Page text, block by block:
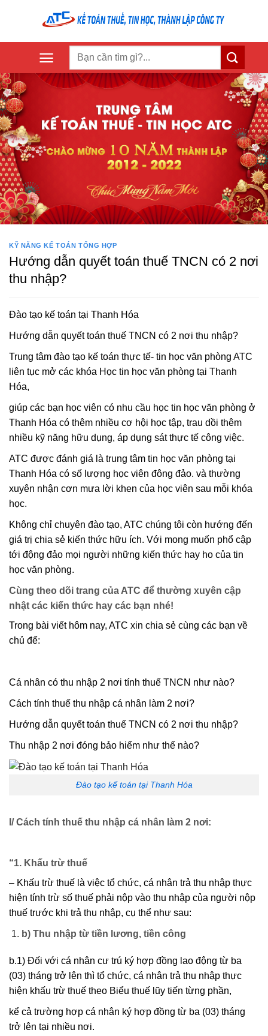
KỸ NĂNG KẾ TOÁN TỔNG HỢP
Hướng dẫn quyết toán thuế TNCN có 2 nơi
thu nhập?
Đào tạo kế toán tại Thanh Hóa
Hướng dẫn quyết toán thuế TNCN có 2 nơi thu nhập?
Trung tâm đào tạo kế toán thực tế- tin học văn phòng ATC
liên tục mở các khóa Học tin học văn phòng tại Thanh
Hóa,
giúp các bạn học viên có nhu cầu học tin học văn phòng ở
Thanh Hóa có thêm nhiều cơ hội học tập, trau dồi thêm
nhiều kỹ năng hữu dụng, áp dụng sát thực tế công việc.
ATC được đánh giá là trung tâm tin học văn phòng tại
Thanh Hóa có số lượng học viên đông đảo. và thường
xuyên nhận cơn mưa lời khen của học viên sau mỗi khóa
học.
Không chỉ chuyên đào tạo, ATC chúng tôi còn hướng đến
giá trị chia sẻ kiến thức hữu ích. Với mong muốn phổ cập
tới động đảo mọi người những kiến thức hay ho của tin
học văn phòng.
Cùng theo dõi trang của ATC để thường xuyên cập
nhật các kiến thức hay các bạn nhé!
Trong bài viết hôm nay, ATC xin chia sẻ cùng các bạn về
chủ để:
Cá nhân có thu nhập 2 nơi tính thuế TNCN như nào?
Cách tính thuế thu nhập cá nhân làm 2 nơi?
Hướng dẫn quyết toán thuế TNCN có 2 nơi thu nhập?
Thu nhập 2 nơi đóng bảo hiểm như thế nào?
Đào tạo kế toán tại Thanh Hóa
I/ Cách tính thuế thu nhập cá nhân làm 2 nơi:
“1. Khấu trừ thuế
– Khấu trừ thuế là việc tổ chức, cá nhân trả thu nhập thực
hiện tính trừ số thuế phải nộp vào thu nhập của người nộp
thuế trước khi trả thu nhập, cụ thể như sau:
b) Thu nhập từ tiền lương, tiền công
b.1) Đối với cá nhân cư trú ký hợp đồng lao động từ ba
(03) tháng trở lên thì tổ chức, cá nhân trả thu nhập thực
hiện khấu trừ thuế theo Biểu thuế lũy tiến từng phần,
kể cả trường hợp cá nhân ký hợp đồng từ ba (03) tháng
trở lên tại nhiều nơi.